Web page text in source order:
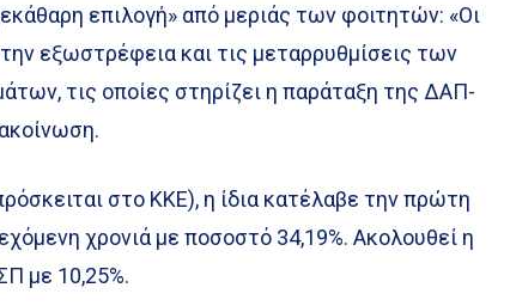
επιλογή» από μεριάς των φοιτητών: «Οι
εξωστρέφεια και τις μεταρρυθμίσεις των
τις οποίες στηρίζει η παράταξη της ΔΑΠ-
στο ΚΚΕ), η ίδια κατέλαβε την πρώτη
χρονιά με ποσοστό 34,19%. Ακολουθεί η
με 10,25%.